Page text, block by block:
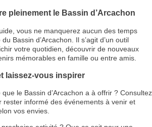
pleinement le Bassin d’Arcachon
vous ne manquerez aucun des temps
Bassin d’Arcachon. Il s’agit d’un outil
votre quotidien, découvrir de nouveaux
mémorables en famille ou entre amis.
laissez-vous inspirer
le Bassin d’Arcachon a à offrir ? Consultez
rester informé des événements à venir et
vos envies.